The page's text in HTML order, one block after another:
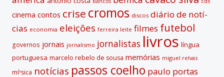
cinema contos crise cromos discos diário de notí­
cias economia eleições ferreira leite filmes futebol
governos jornais jornalismo jornalistas livros lí­ngua
portuguesa marcelo rebelo de sousa memórias miguel relvas
míºsica notí­cias passos coelho paulo portas